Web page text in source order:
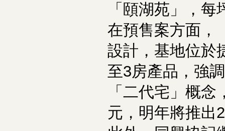
「頤湖苑」，
在預售案方面，
設計，基地位於
至3房產品，強
「二代宅」概
元，明年將推出